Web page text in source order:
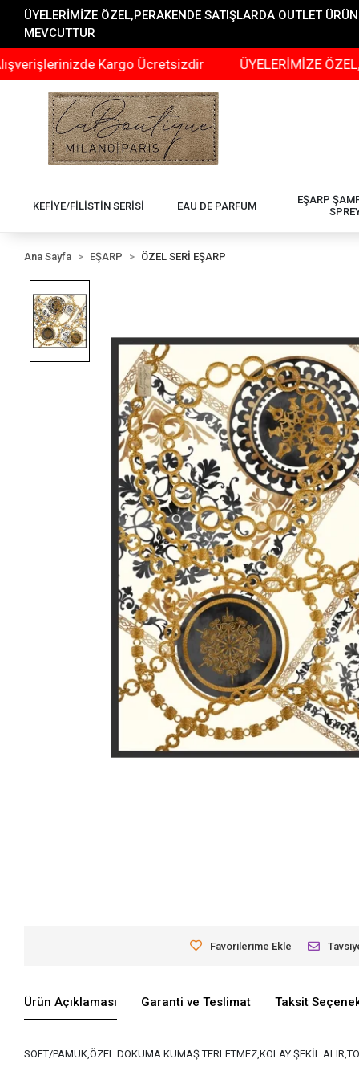
ÜYELERİMİZE ÖZEL,PERAKENDE SATIŞLARDA OUTLET
MEVCUTTUR
Kargo Ücretsizdir ÜYELERİMİZE
KEFİYE/FİLİSTİN SERİSİ EAU DE PARFUM
EŞARP
Ana Sayfa EŞARP ÖZEL SERİ EŞARP
Favorilerime Ekle
Ürün Açıklaması Garanti ve Teslimat Taksit
SOFT/PAMUK,ÖZEL DOKUMA KUMAŞ.TERLETMEZ,KOLAY ŞEKİL